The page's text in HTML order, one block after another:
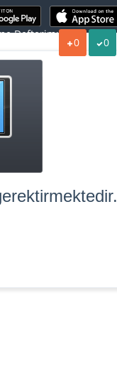
Defterim:
0 0